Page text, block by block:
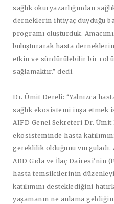
sağlık okuryazarlığından
derneklerin ihtiyaç duyduğu
programı oluşturduk.
buluşturarak hasta
etkin ve sürdürülebilir bir rol
sağlamaktır.” dedi.
Dr. Ümit Dereli: “Yalnızca
sağlık ekosistemi inşa etmek
AIFD Genel Sekreteri Dr. Ümit
ekosisteminde hasta
gereklilik olduğunu vurguladı.
ABD Gıda ve İlaç Dairesi'nin
hasta temsilcilerinin
katılımını desteklediğini
yaşamanın ne anlama